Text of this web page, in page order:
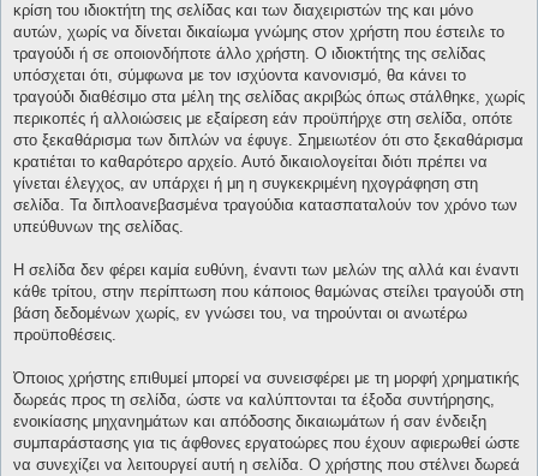
κρίση του ιδιοκτήτη της σελίδας και των διαχειριστών της και μόνο
αυτών, χωρίς να δίνεται δικαίωμα γνώμης στον χρήστη που έστειλε το
τραγούδι ή σε οποιονδήποτε άλλο χρήστη. Ο ιδιοκτήτης της σελίδας
υπόσχεται ότι, σύμφωνα με τον ισχύοντα κανονισμό, θα κάνει το
τραγούδι διαθέσιμο στα μέλη της σελίδας ακριβώς όπως στάλθηκε, χωρίς
περικοπές ή αλλοιώσεις με εξαίρεση εάν προϋπήρχε στη σελίδα, οπότε
στο ξεκαθάρισμα των διπλών να έφυγε. Σημειωτέον ότι στο ξεκαθάρισμα
κρατιέται το καθαρότερο αρχείο. Αυτό δικαιολογείται διότι πρέπει να
γίνεται έλεγχος, αν υπάρχει ή μη η συγκεκριμένη ηχογράφηση στη
σελίδα. Τα διπλοανεβασμένα τραγούδια κατασπαταλούν τον χρόνο των
υπεύθυνων της σελίδας.
Η σελίδα δεν φέρει καμία ευθύνη, έναντι των μελών της αλλά και έναντι
κάθε τρίτου, στην περίπτωση που κάποιος θαμώνας στείλει τραγούδι στη
βάση δεδομένων χωρίς, εν γνώσει του, να τηρούνται οι ανωτέρω
προϋποθέσεις.
Όποιος χρήστης επιθυμεί μπορεί να συνεισφέρει με τη μορφή χρηματικής
δωρεάς προς τη σελίδα, ώστε να καλύπτονται τα έξοδα συντήρησης,
ενοικίασης μηχανημάτων και απόδοσης δικαιωμάτων ή σαν ένδειξη
συμπαράστασης για τις άφθονες εργατοώρες που έχουν αφιερωθεί ώστε
να συνεχίζει να λειτουργεί αυτή η σελίδα. Ο χρήστης που στέλνει δωρεά